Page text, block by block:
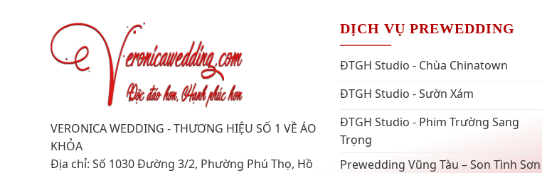
VERONICA WEDDING - THƯƠNG HIỆU SỐ 1 VỀ ÁO
KHỎA
Địa chỉ: Số 1030 Đường 3/2, Phường Phú Thọ, Hồ
DỊCH VỤ PREWEDDING
ĐTGH Studio - Chùa Chinatown
ĐTGH Studio - Sườn Xám
ĐTGH Studio - Phim Trường Sang
Trọng
Prewedding Vũng Tàu – Son Tình Sơn